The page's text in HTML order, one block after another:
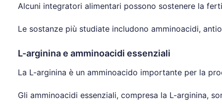
Alcuni integratori alimentari possono sostenere la
Le sostanze più studiate includono amminoacidi,
L-arginina e amminoacidi essenziali
La L-arginina è un amminoacido importante per la
Gli amminoacidi essenziali, compresa la L-arginina,